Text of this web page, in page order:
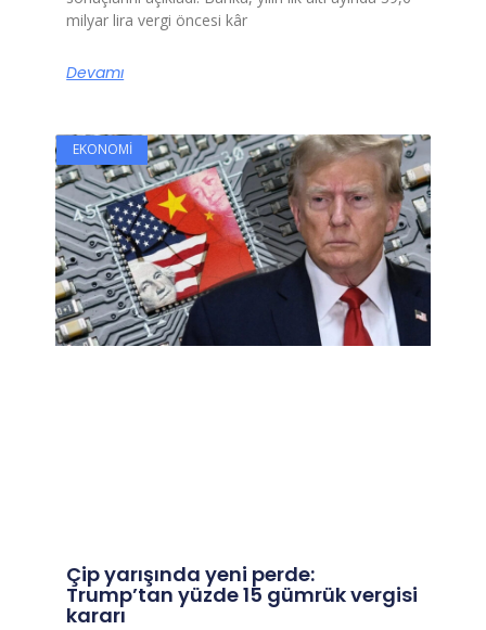
milyar lira vergi öncesi kâr
Devamı
EKONOMI
Çip yarışında yeni perde:
Trump’tan yüzde 15 gümrük vergisi
kararı